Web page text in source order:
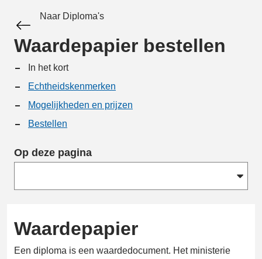
Naar Diploma's
Waardepapier bestellen
In het kort
Echtheidskenmerken
Mogelijkheden en prijzen
Bestellen
Op deze pagina
Waardepapier
Een diploma is een waardedocument. Het ministerie